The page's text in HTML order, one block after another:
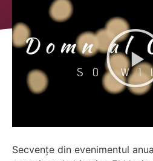
Secvențe din evenimentul